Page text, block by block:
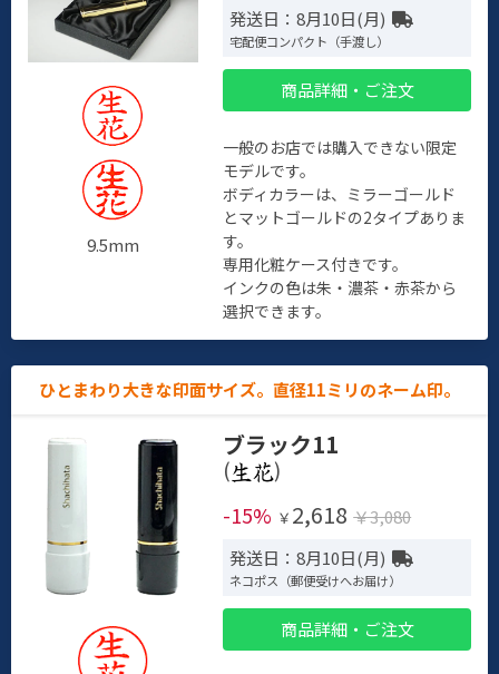
9.5mm
発送日：8月10日(月)
宅配便コンパクト（手渡し）
商品詳細・ご注文
一般のお店では購入できない限定
モデルです。
ボディカラーは、ミラーゴールド
とマットゴールドの2タイプありま
す。
専用化粧ケース付きです。
インクの色は朱・濃茶・赤茶から
選択できます。
ひとまわり大きな印面サイズ。直径11ミリのネーム印。
ブラック11
(
)
-15% ￥ 2,618 ￥3,080
発送日：8月10日(月)
ネコポス（郵便受けへお届け）
商品詳細・ご注文